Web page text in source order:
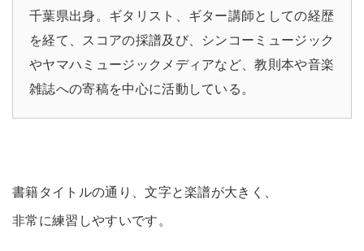
千葉県出身。ギタリスト、ギター講師としての経歴
を経て、スコアの採譜及び、シンコーミュージック
やヤマハミュージックメディアなど、教則本や音楽
雑誌への寄稿を中心に活動している。
書籍タイトルの通り、文字と楽譜が大きく、
非常に練習しやすいです。